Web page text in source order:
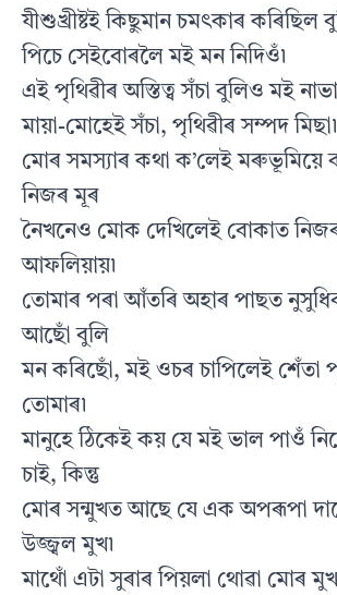
যীশুখ্ৰীষ্টই কিছুমান চমৎকাৰ কৰিছিল
পিচে সেইবোৰলৈ মই মন নিদিওঁ৷
এই পৃথিৱীৰ অস্তিত্ব সঁচা বুলিও মই
মায়া-মোহেই সঁচা, পৃথিৱীৰ সম্পদ মিছা৷
মোৰ সমস্যাৰ কথা ক’লেই মৰুভূমিয়ে
নিজৰ মূৰ
নৈখনেও মোক দেখিলেই বোকাত
আফলিয়ায়৷
তোমাৰ পৰা আঁতৰি অহাৰ পাছত
আছোঁ বুলি
মন কৰিছোঁ, মই ওচৰ চাপিলেই শেঁতা
তোমাৰ৷
মানুহে ঠিকেই কয় যে মই ভাল পাওঁ
চাই, কিন্তু
মোৰ সন্মুখত আছে যে এক অপৰূপা
উজ্জ্বল মুখ৷
মাথোঁ এটা সুৰাৰ পিয়লা থোৱা